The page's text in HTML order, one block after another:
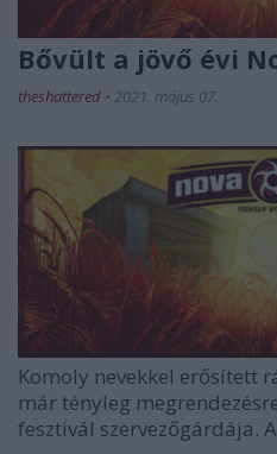
Bővült a jövő évi
theshattered • 2021. május 07.
Komoly nevekkel erősített
már tényleg
fesztivál szervezőgárdája.